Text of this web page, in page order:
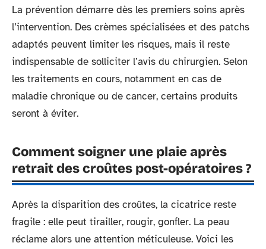
La prévention démarre dès les premiers soins après
l’intervention. Des crèmes spécialisées et des patchs
adaptés peuvent limiter les risques, mais il reste
indispensable de solliciter l’avis du chirurgien. Selon
les traitements en cours, notamment en cas de
maladie chronique ou de cancer, certains produits
seront à éviter.
Comment soigner une plaie après
retrait des croûtes post-opératoires ?
Après la disparition des croûtes, la cicatrice reste
fragile : elle peut tirailler, rougir, gonfler. La peau
réclame alors une attention méticuleuse. Voici les